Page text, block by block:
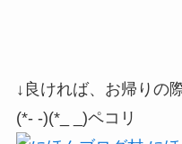
↓良ければ、お帰りの
(*- -)(*_ _)ペコリ